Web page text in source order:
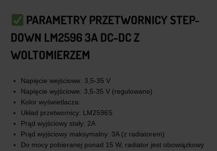
PARAMETRY PRZETWORNICY STEP-
DOWN LM2596 3A DC-DCZ
WOLTOMIERZEM
Napięcie wejściowe: 3,5-35 V
Napięcie wyjściowe: 3,5-35 V (regulowane)
Kolor wyświetlacza:
Układ przetwornicy: LM2596S
Prąd wyjściowy stały: 2A
Prąd wyjściowy maksymalny: 3A (z radiatorem)
Do mocy pobieranej ponad 15 W, radiator jest obowiązkowy